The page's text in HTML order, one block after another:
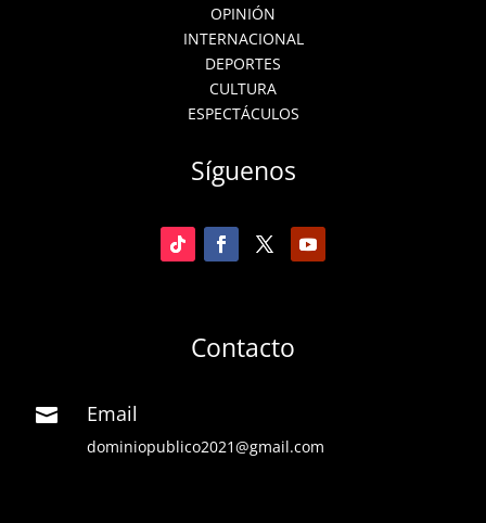
OPINIÓN
INTERNACIONAL
DEPORTES
CULTURA
ESPECTÁCULOS
Síguenos
Contacto
 Email
dominiopublico2021@gmail.com